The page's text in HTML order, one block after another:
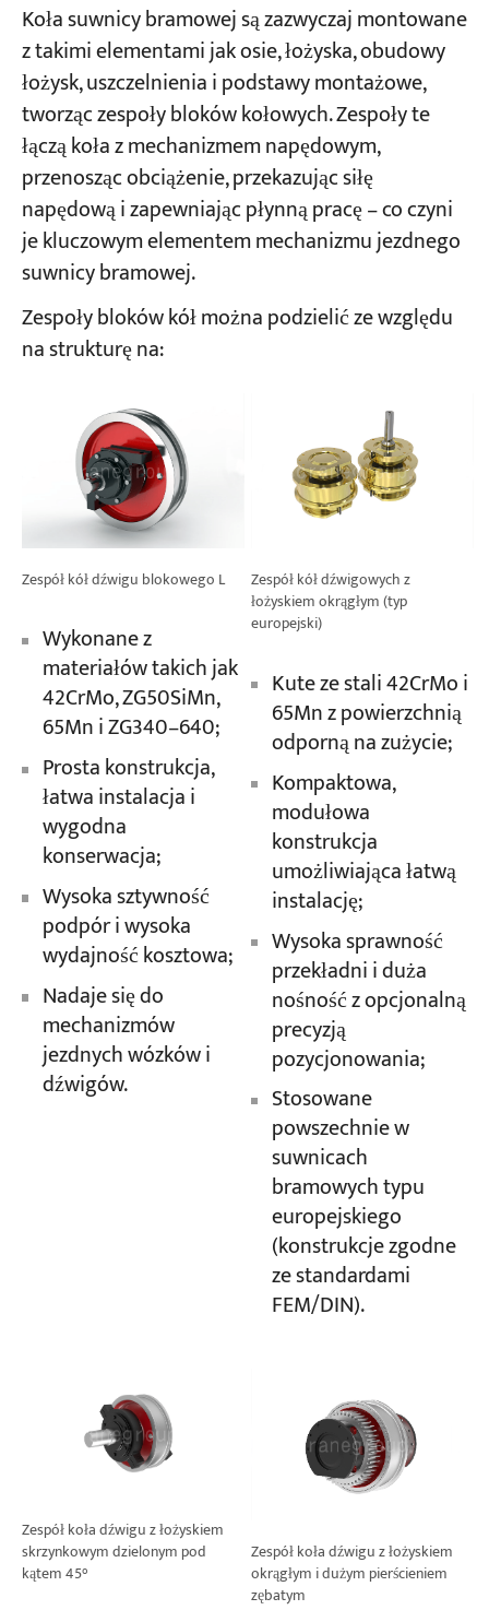
Koła suwnicy bramowej są zazwyczaj montowane
z takimi elementami jak osie, łożyska, obudowy
łożysk, uszczelnienia i podstawy montażowe,
tworząc zespoły bloków kołowych. Zespoły te
łączą koła z mechanizmem napędowym,
przenosząc obciążenie, przekazując siłę
napędową i zapewniając płynną pracę – co czyni
je kluczowym elementem mechanizmu jezdnego
suwnicy bramowej.
Zespoły bloków kół można podzielić ze względu
na strukturę na:
Zespół kół dźwigu blokowego L
Wykonane z
materiałów takich jak
42CrMo, ZG50SiMn,
65Mn i ZG340–640;
Prosta konstrukcja,
łatwa instalacja i
wygodna
konserwacja;
Wysoka sztywność
podpór i wysoka
wydajność kosztowa;
Nadaje się do
mechanizmów
jezdnych wózków i
dźwigów.
Zespół kół dźwigowych z
łożyskiem okrągłym (typ
europejski)
Kute ze stali 42CrMo i
65Mn z powierzchnią
odporną na zużycie;
Kompaktowa,
modułowa
konstrukcja
umożliwiająca łatwą
instalację;
Wysoka sprawność
przekładni i duża
nośność z opcjonalną
precyzją
pozycjonowania;
Stosowane
powszechnie w
suwnicach
bramowych typu
europejskiego
(konstrukcje zgodne
ze standardami
FEM/DIN).
Zespół koła dźwigu z łożyskiem
skrzynkowym dzielonym pod
kątem 45°
Zespół koła dźwigu z łożyskiem
okrągłym i dużym pierścieniem
zębatym